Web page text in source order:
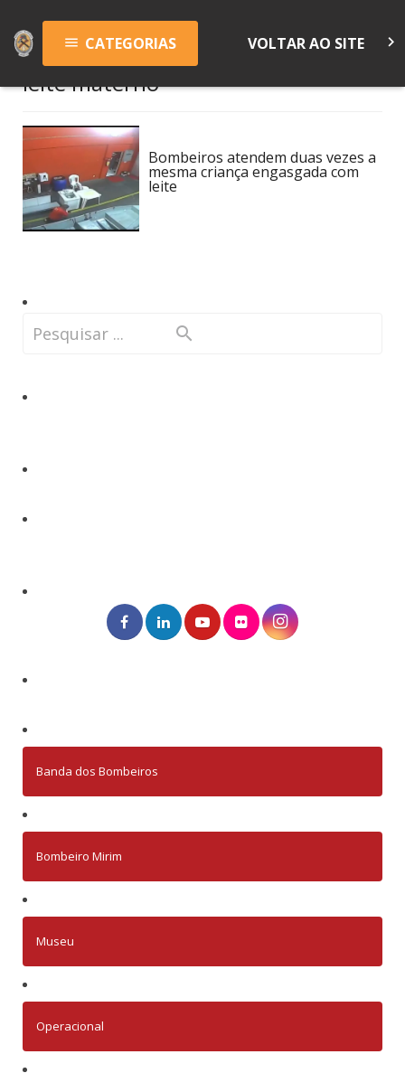
menu CATEGORIAS VOLTAR AO SITE keyboard_arrow_right
leite materno
Bombeiros atendem duas vezes a
mesma criança engasgada com
leite
Banda dos Bombeiros
Bombeiro Mirim
Museu
Operacional